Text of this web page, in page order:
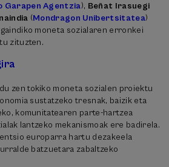
Garapen Agentzia), Beñat Irasuegi
(Mondragon Unibertsitatea)
moneta sozialaren erronkei
zituzten.
zen tokiko moneta sozialen proiektu
sustatzeko tresnak, baizik eta
komunitatearen parte-hartzea
lantzeko mekanismoak ere badirela.
europarra hartu dezakeela
batzuetara zabaltzeko